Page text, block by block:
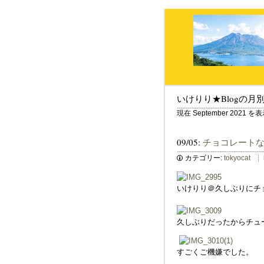
いけりり★Blogの月
現在 September 2021 を
09/05: チョコレート
カテゴリー: tokyocat
いけりり＠久しぶりに
久しぶりだったからチュ
すごくご機嫌でした。